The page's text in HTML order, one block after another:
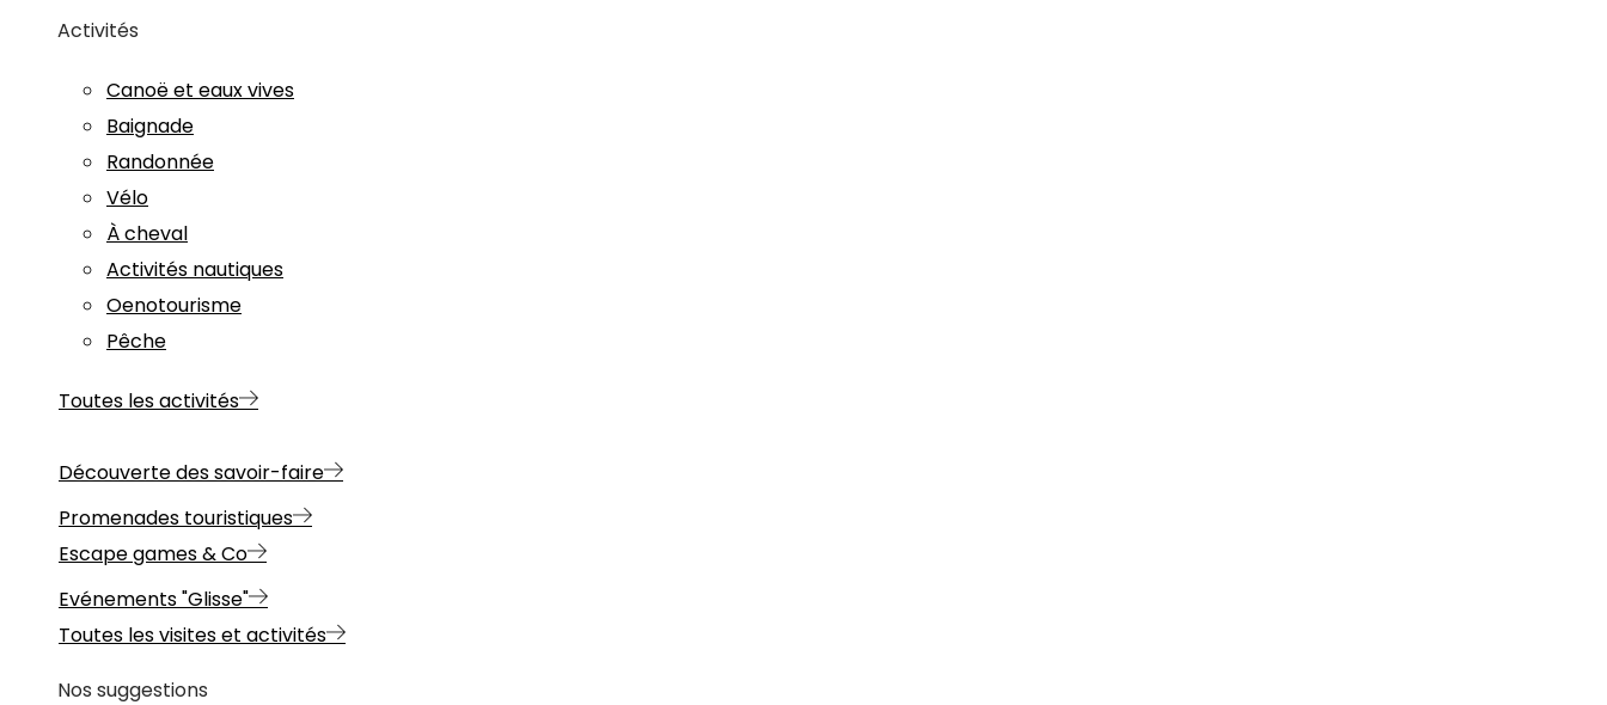
Activités
Canoë et eaux vives
Baignade
Randonnée
Vélo
À cheval
Activités nautiques
Oenotourisme
Pêche
Toutes les activités
Découverte des savoir-faire
Promenades touristiques
Escape games & Co
Evénements "Glisse"
Toutes les visites et activités
Nos suggestions